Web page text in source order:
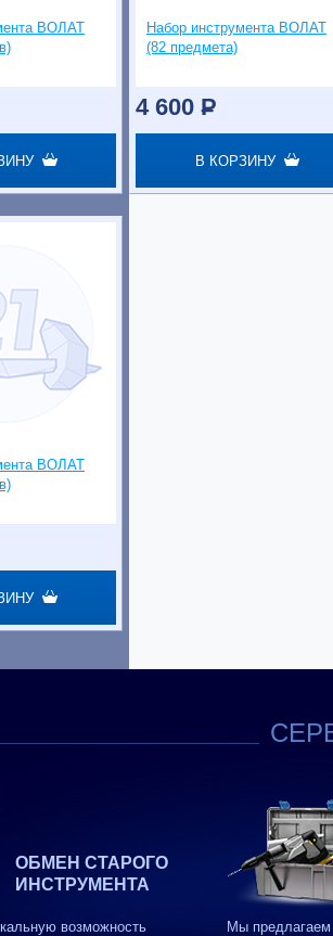
ВОЛАТ
Набор инструмента ВОЛАТ
(82 предмета)
4 600 P
В КОРЗИНУ
ВОЛАТ
ОБМЕН СТАРОГО
ИНСТРУМЕНТА
возможность Мы